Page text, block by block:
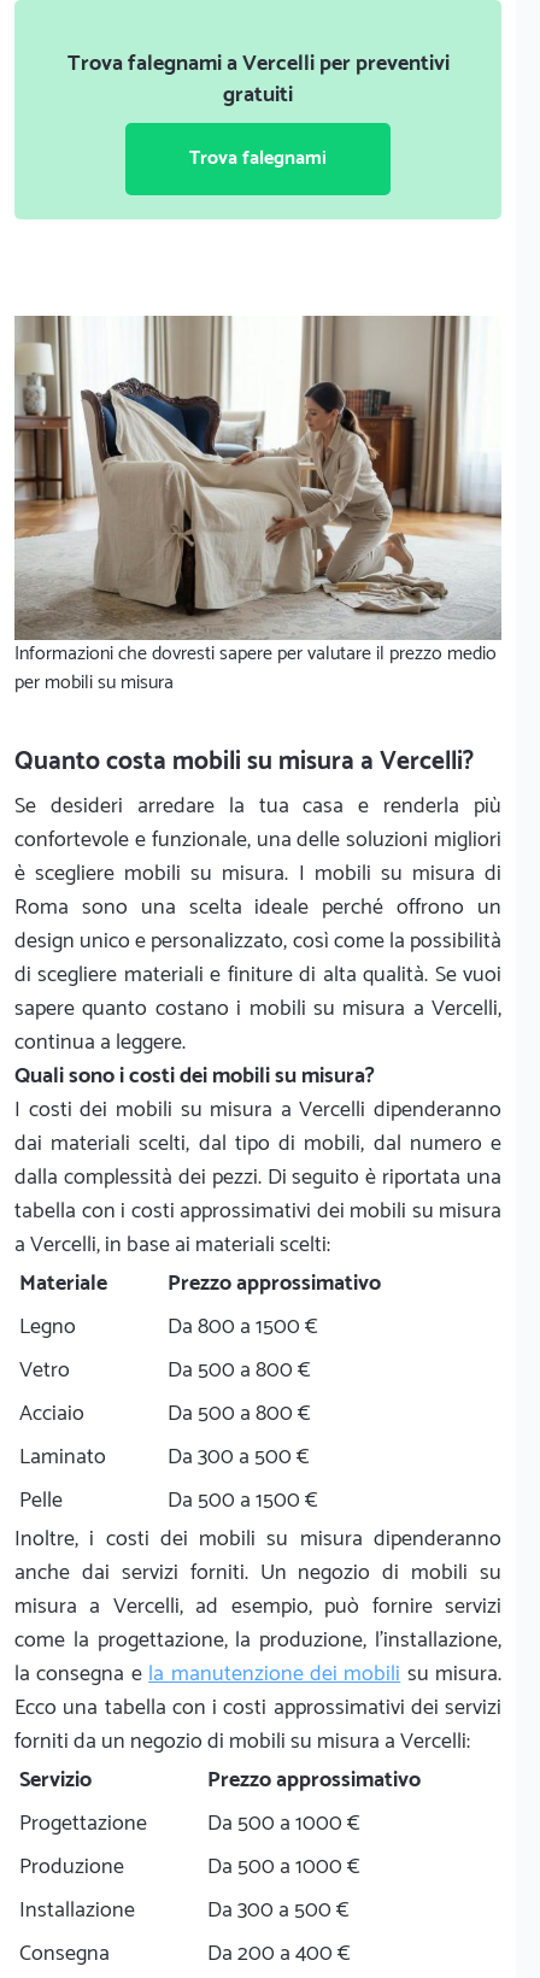
Trova falegnami a Vercelli per preventivi
gratuiti
Trova falegnami
Informazioni che dovresti sapere per valutare il prezzo medio
per mobili su misura
Quanto costa mobili su misura a Vercelli?
Se desideri arredare la tua casa e renderla più
confortevole e funzionale, una delle soluzioni migliori
è scegliere mobili su misura. I mobili su misura di
Roma sono una scelta ideale perché offrono un
design unico e personalizzato, così come la possibilità
di scegliere materiali e finiture di alta qualità. Se vuoi
sapere quanto costano i mobili su misura a Vercelli,
continua a leggere.
Quali sono i costi dei mobili su misura?
I costi dei mobili su misura a Vercelli dipenderanno
dai materiali scelti, dal tipo di mobili, dal numero e
dalla complessità dei pezzi. Di seguito è riportata una
tabella con i costi approssimativi dei mobili su misura
a Vercelli, in base ai materiali scelti:
Materiale
Prezzo approssimativo
Legno
Da 800 a 1500 €
Vetro
Da 500 a 800 €
Acciaio
Da 500 a 800 €
Laminato
Da 300 a 500 €
Pelle
Da 500 a 1500 €
Inoltre, i costi dei mobili su misura dipenderanno
anche dai servizi forniti. Un negozio di mobili su
misura a Vercelli, ad esempio, può fornire servizi
come la progettazione, la produzione, l'installazione,
la consegna ela manutenzione dei mobilisu misura.
Ecco una tabella con i costi approssimativi dei servizi
forniti da un negozio di mobili su misura a Vercelli:
Servizio
Prezzo approssimativo
Progettazione
Da 500 a 1000 €
Produzione
Da 500 a 1000 €
Installazione
Da 300 a 500 €
Consegna
Da 200 a 400 €